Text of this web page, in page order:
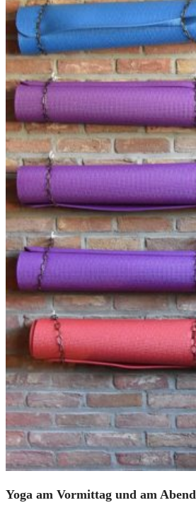
Yoga am Vormittag und am Abend